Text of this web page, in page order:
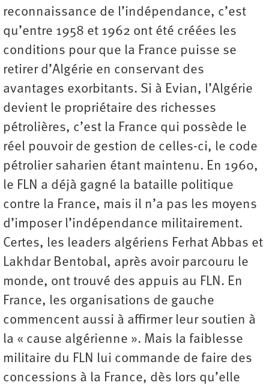
reconnaissance de l’indépendance, c’est
qu’entre 1958 et 1962 ont été créées les
conditions pour que la France puisse se
retirer d’Algérie en conservant des
avantages exorbitants. Si à Evian, l’Algérie
devient le propriétaire des richesses
pétrolières, c’est la France qui possède le
réel pouvoir de gestion de celles-ci, le code
pétrolier saharien étant maintenu. En 1960,
le FLN a déjà gagné la bataille politique
contre la France, mais il n’a pas les moyens
d’imposer l’indépendance militairement.
Certes, les leaders algériens Ferhat Abbas et
Lakhdar Bentobal, après avoir parcouru le
monde, ont trouvé des appuis au FLN. En
France, les organisations de gauche
commencent aussi à affirmer leur soutien à
la « cause algérienne ». Mais la faiblesse
militaire du FLN lui commande de faire des
concessions à la France, dès lors qu’elle